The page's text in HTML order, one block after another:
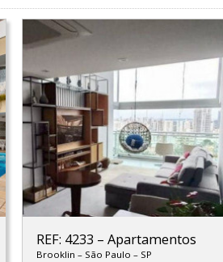
REF: 4233 –Apartamentos
Brooklin– São Paulo– SP